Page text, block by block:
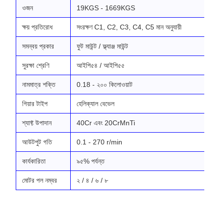
ওজন 19KGS - 1669KGS
ক্ষয় প্রতিরোধ সংরক্ষণ C1, C2, C3, C4, C5 মান অনুযায়ী
সমন্বয় প্রকার ফুট মাউন্ট / ফ্ল্যাঞ্জ মাউন্ট
সুরক্ষা শ্রেণি আইপি৫৪ / আইপি৫৫
নামমাত্র শক্তি 0.18 - ২০০ কিলোওয়াট
গিয়ার টাইপ হেলিক্যাল বেভেল
শ্যাফ্ট উপাদান 40Cr এবং 20CrMnTi
আউটপুট গতি 0.1 - 270 r/min
কার্যকারিতা ৯৫% পর্যন্ত
মোটর পল নম্বর ২ / ৪ / ৬ / ৮